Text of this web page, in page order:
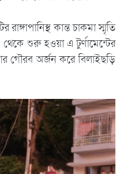
কান্ত চাকমা স্মৃতি
শুরু হওয়া এ টুর্ণামেন্টের
গৌরব অর্জন করে বিলাইছড়ি